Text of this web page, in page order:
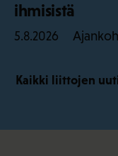
ihmisistä
5.8.2026
Kaikki liittojen